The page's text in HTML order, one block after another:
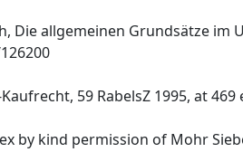
Die allgemeinen Grundsätze im
59 RabelsZ 1995, at 469
by kind permission of Mohr